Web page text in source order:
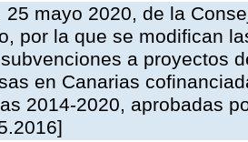
25 mayo 2020, de la
por la que se modifican
a proyectos
en Canarias
2014-2020, aprobadas